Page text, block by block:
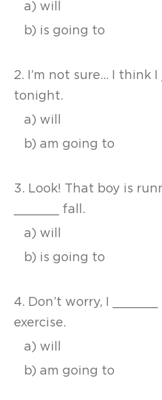
a) will
b) is going to
2. I’m not sure… I think
tonight.
a) will
b) am going to
3. Look! That boy is
______ fall.
a) will
b) is going to
4. Don’t worry, I
exercise.
a) will
b) am going to